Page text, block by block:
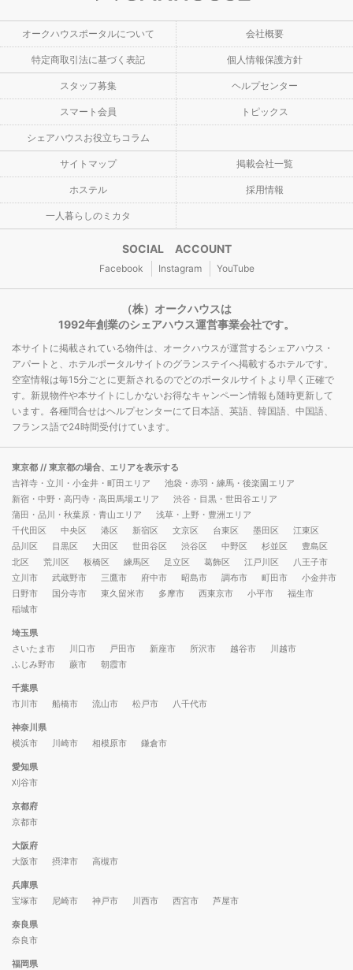
オークハウスポータルについて 会社概要
特定商取引法に基づく表記 個人情報保護方針
スタッフ募集 ヘルプセンター
スマート会員 トピックス
シェアハウスお役立ちコラム
サイトマップ 掲載会社一覧
ホステル 採用情報
一人暮らしのミカタ
SOCIAL ACCOUNT
Facebook Instagram YouTube
（株）オークハウスは
1992年創業のシェアハウス運営事業会社です。
本サイトに掲載されている物件は、オークハウスが運営するシェアハウス・
アパートと、ホテルポータルサイトのグランステイへ掲載するホテルです。
空室情報は毎15分ごとに更新されるのでどのポータルサイトより早く正確で
す。新規物件や本サイトにしかないお得なキャンペーン情報も随時更新して
います。各種問合せはヘルプセンターにて日本語、英語、韓国語、中国語、
フランス語で24時間受付けています。
東京都 // 東京都の場合、エリアを表示する
吉祥寺・立川・小金井・町田エリア
池袋・赤羽・練馬・後楽園エリア
新宿・中野・高円寺・高田馬場エリア
渋谷・目黒・世田谷エリア
蒲田・品川・秋葉原・青山エリア
浅草・上野・豊洲エリア
千代田区
中央区 港区 新宿区 文京区 台東区 墨田区
江東区
品川区
目黒区 大田区 世田谷区 渋谷区 中野区 杉並区
豊島区
北区
荒川区 板橋区 練馬区 足立区 葛飾区 江戸川区
八王子市
立川市
武蔵野市 三鷹市 府中市 昭島市 調布市 町田市
小金井市
日野市
国分寺市 東久留米市 多摩市 西東京市 小平市
福生市
稲城市
埼玉県
さいたま市
川口市 戸田市 新座市 所沢市 越谷市
川越市
ふじみ野市
蕨市 朝霞市
千葉県
市川市
船橋市 流山市 松戸市 八千代市
神奈川県
横浜市
川崎市 相模原市 鎌倉市
愛知県
刈谷市
京都府
京都市
大阪府
大阪市
摂津市 高槻市
兵庫県
宝塚市
尼崎市 神戸市 川西市 西宮市 芦屋市
奈良県
奈良市
福岡県